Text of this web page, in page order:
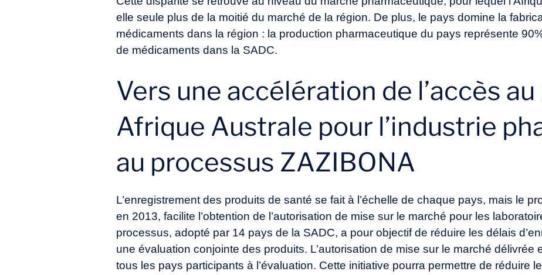
elle seule plus de la moitié du marché de la région. De plus, le pays domine la
médicaments dans la région : la production pharmaceutique du pays représente
de médicaments dans la SADC.
Vers une accélération de l’accès
Afrique Australe pour l’industrie
au processus ZAZIBONA
L’enregistrement des produits de santé se fait à l’échelle de chaque pays, mais le
en 2013, facilite l’obtention de l’autorisation de mise sur le marché pour les
processus, adopté par 14 pays de la SADC, a pour objectif de réduire les délais
une évaluation conjointe des produits. L’autorisation de mise sur le marché délivrée
tous les pays participants à l’évaluation. Cette initiative pourra permettre de réduire